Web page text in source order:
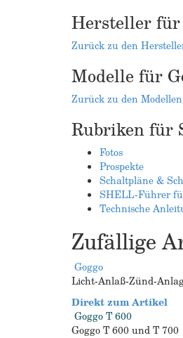
Hersteller für
Zurück zu den
Modelle für
Zurück zu den Modellen
Rubriken für
Fotos
Prospekte
Schaltpläne &
SHELL-Führer
Technische
Zufällige
Goggo
Licht-Anlaß-Zünd-
Direkt zum Artikel
Goggo T 600
Goggo T 600 und T 700